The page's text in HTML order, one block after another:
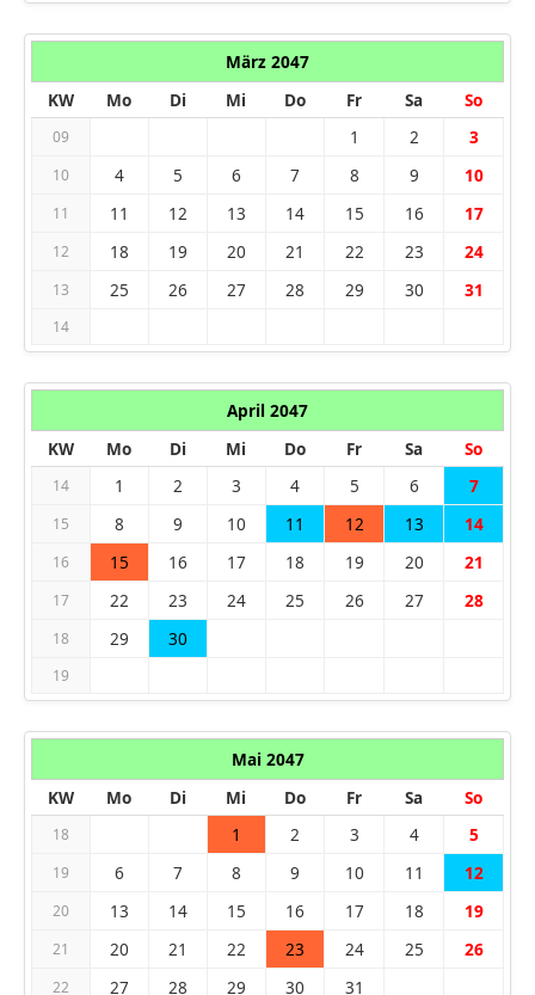
März 2047
KW
Mo Di Mi Do Fr Sa So
09 1 2 3
10 4 5 6 7 8 9 10
11 11 12 13 14 15 16 17
12 18 19 20 21 22 23 24
13 25 26 27 28 29 30 31
14
April 2047
KW
Mo Di Mi Do Fr Sa So
14 1 2 3 4 5 6 7
15 8 9 10 11 12 13 14
16 15 16 17 18 19 20 21
17 22 23 24 25 26 27 28
18 29 30
19
Mai 2047
KW
Mo Di Mi Do Fr Sa So
18 1 2 3 4 5
19 6 7 8 9 10 11 12
20 13 14 15 16 17 18 19
21 20 21 22 23 24 25 26
22 27 28 29 30 31